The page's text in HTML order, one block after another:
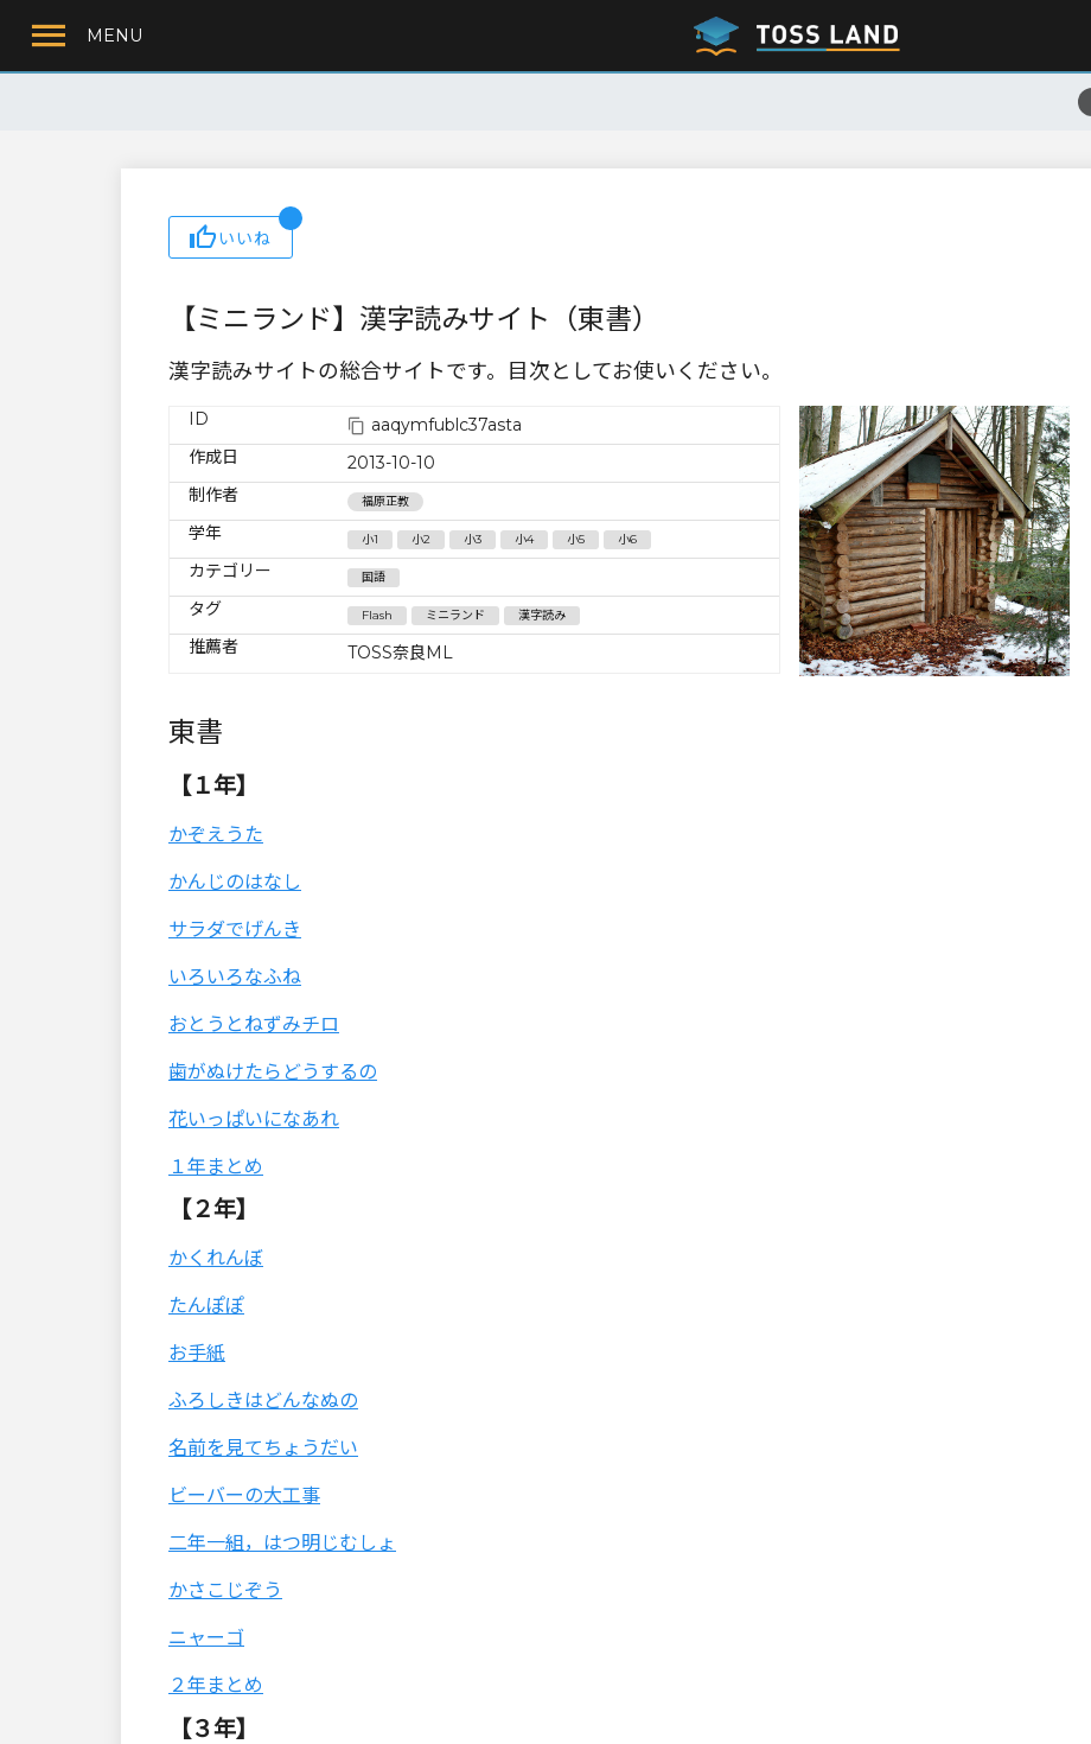
MENU
いいね
【ミニランド】漢字読みサイト（東書）
漢字読みサイトの総合サイトです。目次としてお使いください。
ID
aaqymfublc37asta
作成日
2013-10-10
制作者
福原正教
学年 小1 小2 小3 小4 小5 小6
カテゴリー 国語
タグ Flash ミニランド 漢字読み
推薦者 TOSS奈良ML
東書
【１年】
かぞえうた
かんじのはなし
サラダでげんき
いろいろなふね
おとうとねずみチロ
歯がぬけたらどうするの
花いっぱいになあれ
１年まとめ
【２年】
かくれんぼ
たんぽぽ
お手紙
ふろしきはどんなぬの
名前を見てちょうだい
ビーバーの大工事
二年一組，はつ明じむしょ
かさこじぞう
ニャーゴ
２年まとめ
【３年】